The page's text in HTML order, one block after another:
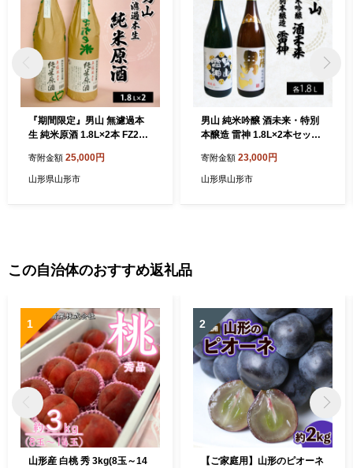
『期間限定』男山 無濾過本
生 純米原酒 1.8L×2本 FZ26-
寄附金額 25,000円
山形県山形市
男山 純米吟醸 酒未来・特別
本醸造 雷神 1.8L×2本セット
寄附金額 23,000円
山形県山形市
この自治体のおすすめ返礼品
1
山形産 白桃 秀 3kg(8玉～14
2
【ご家庭用】山形のピオーネ